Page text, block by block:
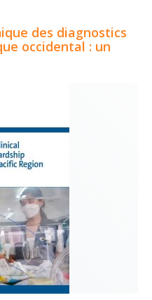
des diagnostics
occidental : un